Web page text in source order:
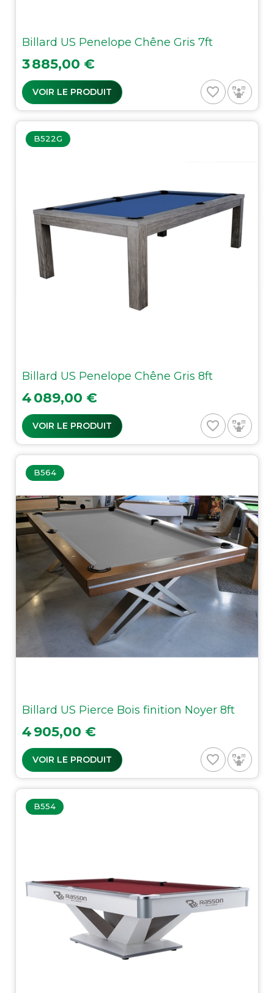
Billard US Penelope Chêne Gris 7ft
Prix
3 885,00 €
VOIR LE PRODUIT favorite_border
B522G
Billard US Penelope Chêne Gris 8ft
Prix
4 089,00 €
VOIR LE PRODUIT favorite_border
B564
Billard US Pierce Bois finition Noyer 8ft
Prix
4 905,00 €
VOIR LE PRODUIT favorite_border
B554